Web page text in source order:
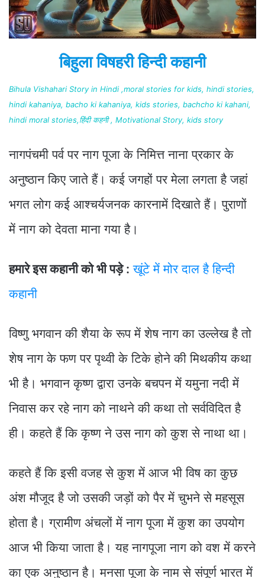
बिहुला विषहरी हिन्दी कहानी
Bihula Vishahari Story in Hindi ,moral stories for kids, hindi stories,
hindi kahaniya, bacho ki kahaniya, kids stories, bachcho ki kahani,
hindi moral stories,हिंदी कहनी , Motivational Story, kids story
नागपंचमी पर्व पर नाग पूजा के निमित्त नाना प्रकार के
अनुष्ठान किए जाते हैं। कई जगहों पर मेला लगता है जहां
भगत लोग कई आश्चर्यजनक कारनामें दिखाते हैं। पुराणों
में नाग को देवता माना गया है।
हमारे इस कहानी को भी पड़े : खूंटे में मोर दाल है हिन्दी
कहानी
विष्णु भगवान की शैया के रूप में शेष नाग का उल्लेख है तो
शेष नाग के फण पर पृथ्वी के टिके होने की मिथकीय कथा
भी है। भगवान कृष्ण द्वारा उनके बचपन में यमुना नदी में
निवास कर रहे नाग को नाथने की कथा तो सर्वविदित है
ही। कहते हैं कि कृष्ण ने उस नाग को कुश से नाथा था।
कहते हैं कि इसी वजह से कुश में आज भी विष का कुछ
अंश मौजूद है जो उसकी जड़ों को पैर में चुभने से महसूस
होता है। ग्रामीण अंचलों में नाग पूजा में कुश का उपयोग
आज भी किया जाता है। यह नागपूजा नाग को वश में करने
का एक अनुष्ठान है। मनसा पूजा के नाम से संपूर्ण भारत में